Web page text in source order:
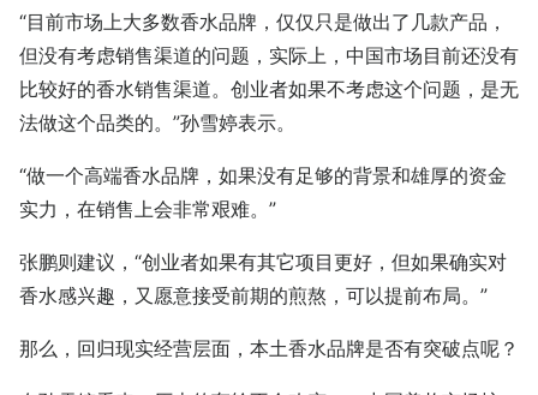
“目前市场上大多数香水品牌，仅仅只是做出了几款产品，
但没有考虑销售渠道的问题，实际上，中国市场目前还没有
比较好的香水销售渠道。创业者如果不考虑这个问题，是无
法做这个品类的。”孙雪婷表示。
“做一个高端香水品牌，如果没有足够的背景和雄厚的资金
实力，在销售上会非常艰难。”
张鹏则建议，“创业者如果有其它项目更好，但如果确实对
香水感兴趣，又愿意接受前期的煎熬，可以提前布局。”
那么，回归现实经营层面，本土香水品牌是否有突破点呢？